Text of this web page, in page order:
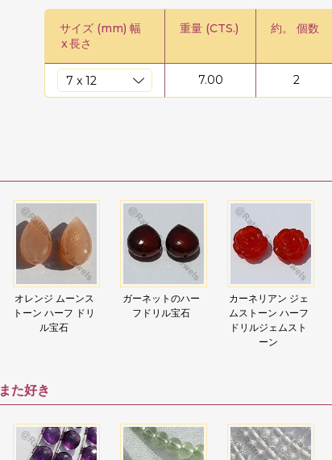
サイズ (mm) 幅
x長さ
重量 (CTS.) 約。 個数
7.00 2
オレンジ ムーンス
トーン ハーフ ドリ
ル宝石
ガーネットのハー
フドリル宝石
カーネリアン ジェ
ムストーン ハーフ
ドリルジェムスト
ーン
また好き